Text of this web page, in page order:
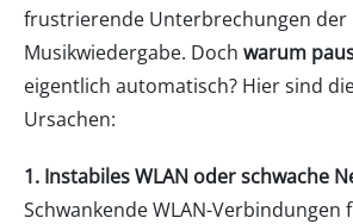
frustrierende Unterbrechungen der
Musikwiedergabe. Doch warum
eigentlich automatisch? Hier sind
Ursachen:
1. Instabiles WLAN oder schwache
Schwankende WLAN-Verbindungen